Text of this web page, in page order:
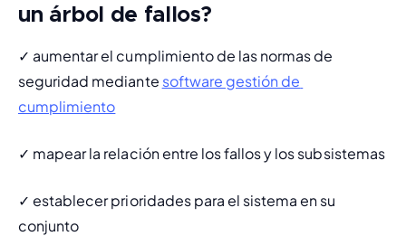
un árbol de fallos?
✓ aumentar el cumplimiento de las normas de
seguridad mediante software gestión de
cumplimiento
✓ mapear la relación entre los fallos y los subsistemas
✓ establecer prioridades para el sistema en su
conjunto